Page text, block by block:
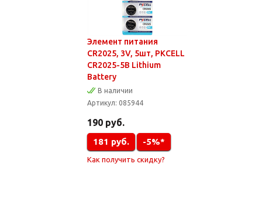
Элемент питания
CR2025, 3V, 5шт, PKCELL
CR2025-5B Lithium
Battery
В наличии
Артикул: 085944
190 руб.
181 руб. -5%*
Как получить скидку?